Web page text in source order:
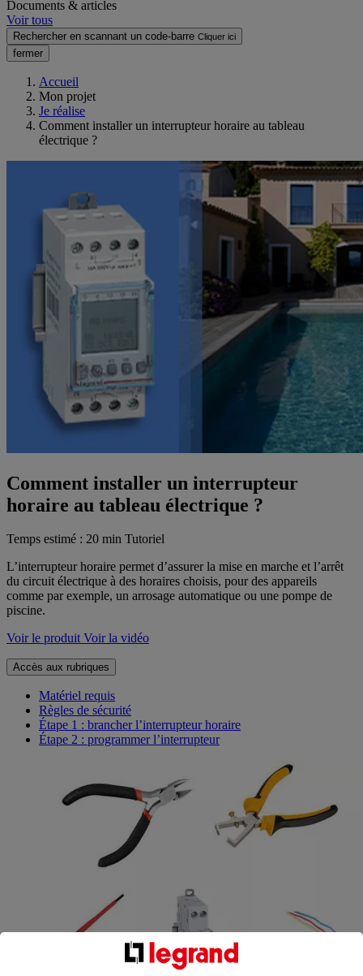
Documents & articles
Voir tous
Rechercher en scannant un code-barre Cliquer ici
fermer
Accueil
Mon projet
Je réalise
Comment installer un interrupteur horaire au tableau
électrique ?
Comment installer un interrupteur
horaire au tableau électrique ?
Temps estimé : 20 min Tutoriel
L’interrupteur horaire permet d’assurer la mise en marche et l’arrêt
du circuit électrique à des horaires choisis, pour des appareils
comme par exemple, un arrosage automatique ou une pompe de
piscine.
Voir le produit Voir la vidéo
Accès aux rubriques
Matériel requis
Règles de sécurité
Étape 1 : brancher l’interrupteur horaire
Étape 2 : programmer l’interrupteur